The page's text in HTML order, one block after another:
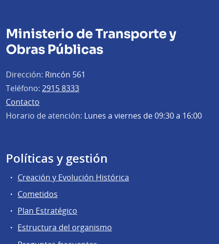
Ministerio de Transporte y
Obras Públicas
Dirección: Rincón 561
Teléfono: 2915 8333
Contacto
Horario de atención: Lunes a viernes de 09:30 a 16:00
Políticas y gestión
Creación y Evolución Histórica
Cometidos
Plan Estratégico
Estructura del organismo